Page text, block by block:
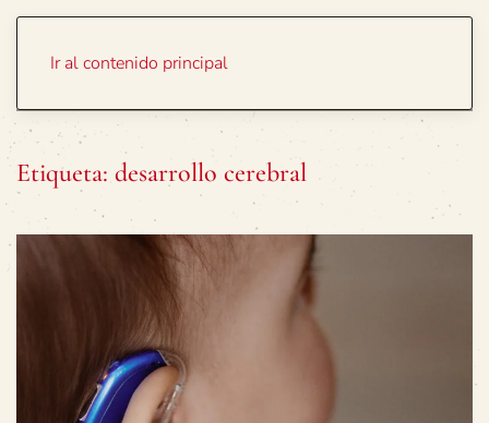
Ir al contenido principal
Etiqueta: desarrollo cerebral